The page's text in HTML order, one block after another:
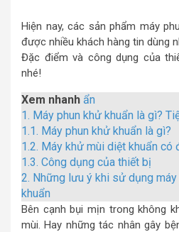
Hiện nay, các sản phẩm máy
được nhiều khách hàng tin dùng
Đặc điểm và công dụng của
nhé!
Xem nhanh ẩn
1. Máy phun khử khuẩn là gì?
1.1. Máy phun khử khuẩn là gì?
1.2. Máy khử mùi diệt khuẩn có
1.3. Công dụng của thiết bị
2. Những lưu ý khi sử dụng
khuẩn
Bên cạnh bụi mịn trong không
mùi. Hay những tác nhân gây